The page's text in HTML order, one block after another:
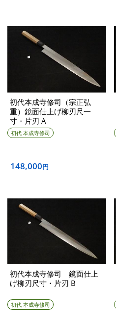
初代本成寺修司（宗正弘
重）鏡面仕上げ柳刃尺一
寸・片刃 A
初代 本成寺修司
148,000円
初代本成寺修司 鏡面仕上
げ柳刃尺寸・片刃 B
初代 本成寺修司